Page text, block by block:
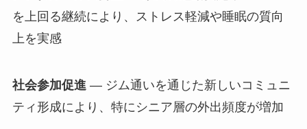
を上回る継続により、ストレス軽減や睡眠の質向
上を実感
社会参加促進 — ジム通いを通じた新しいコミュニ
ティ形成により、特にシニア層の外出頻度が増加